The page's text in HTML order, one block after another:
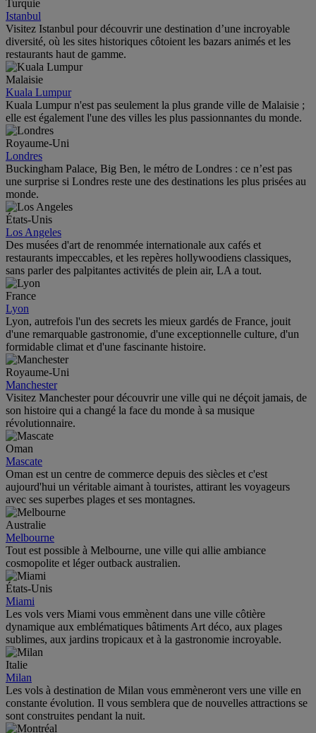
Turquie
Istanbul
Visitez Istanbul pour découvrir une destination d’une incroyable
diversité, où les sites historiques côtoient les bazars animés et les
restaurants haut de gamme.
Malaisie
Kuala Lumpur
Kuala Lumpur n'est pas seulement la plus grande ville de Malaisie ;
elle est également l'une des villes les plus passionnantes du monde.
Royaume-Uni
Londres
Buckingham Palace, Big Ben, le métro de Londres : ce n’est pas
une surprise si Londres reste une des destinations les plus prisées au
monde.
États-Unis
Los Angeles
Des musées d'art de renommée internationale aux cafés et
restaurants impeccables, et les repères hollywoodiens classiques,
sans parler des palpitantes activités de plein air, LA a tout.
France
Lyon
Lyon, autrefois l'un des secrets les mieux gardés de France, jouit
d'une remarquable gastronomie, d'une exceptionnelle culture, d'un
formidable climat et d'une fascinante histoire.
Royaume-Uni
Manchester
Visitez Manchester pour découvrir une ville qui ne déçoit jamais, de
son histoire qui a changé la face du monde à sa musique
révolutionnaire.
Oman
Mascate
Oman est un centre de commerce depuis des siècles et c'est
aujourd'hui un véritable aimant à touristes, attirant les voyageurs
avec ses superbes plages et ses montagnes.
Australie
Melbourne
Tout est possible à Melbourne, une ville qui allie ambiance
cosmopolite et léger outback australien.
États-Unis
Miami
Les vols vers Miami vous emmènent dans une ville côtière
dynamique aux emblématiques bâtiments Art déco, aux plages
sublimes, aux jardins tropicaux et à la gastronomie incroyable.
Italie
Milan
Les vols à destination de Milan vous emmèneront vers une ville en
constante évolution. Il vous semblera que de nouvelles attractions se
sont construites pendant la nuit.